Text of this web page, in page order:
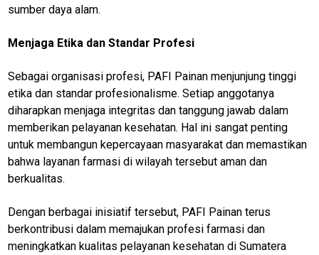
sumber daya alam.
Menjaga Etika dan Standar Profesi
Sebagai organisasi profesi, PAFI Painan menjunjung tinggi
etika dan standar profesionalisme. Setiap anggotanya
diharapkan menjaga integritas dan tanggung jawab dalam
memberikan pelayanan kesehatan. Hal ini sangat penting
untuk membangun kepercayaan masyarakat dan memastikan
bahwa layanan farmasi di wilayah tersebut aman dan
berkualitas.
Dengan berbagai inisiatif tersebut, PAFI Painan terus
berkontribusi dalam memajukan profesi farmasi dan
meningkatkan kualitas pelayanan kesehatan di Sumatera
Guide
Money
Real
Guide
Food
Lifestyle